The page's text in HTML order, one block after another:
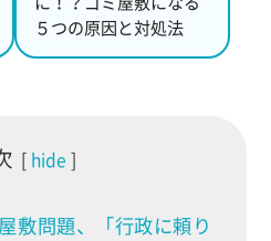
５つの原因と対処法
hide
敷問題、「行政に頼り